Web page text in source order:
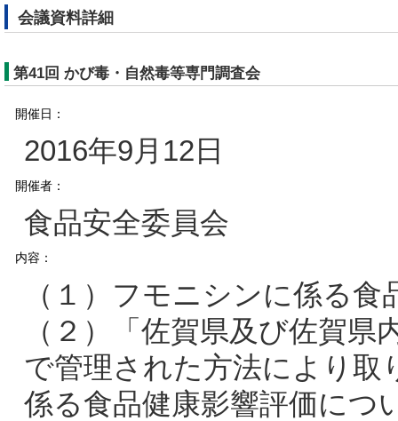
会議資料詳細
第41回 かび毒・自然毒等専門調査会
開催日：
2016年9月12日
開催者：
食品安全委員会
内容：
（１）フモニシンに係る
（２）「佐賀県及び佐賀
で管理された方法により取
係る食品健康影響評価につ